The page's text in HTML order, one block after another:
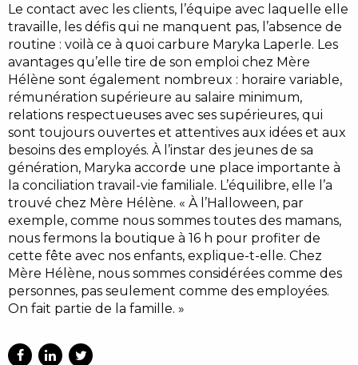
Le contact avec les clients, l’équipe avec laquelle elle
travaille, les défis qui ne manquent pas, l’absence de
routine : voilà ce à quoi carbure Maryka Laperle. Les
avantages qu’elle tire de son emploi chez Mère
Hélène sont également nombreux : horaire variable,
rémunération supérieure au salaire minimum,
relations respectueuses avec ses supérieures, qui
sont toujours ouvertes et attentives aux idées et aux
besoins des employés. À l’instar des jeunes de sa
génération, Maryka accorde une place importante à
la conciliation travail-vie familiale. L’équilibre, elle l’a
trouvé chez Mère Hélène. « À l’Halloween, par
exemple, comme nous sommes toutes des mamans,
nous fermons la boutique à 16 h pour profiter de
cette fête avec nos enfants, explique-t-elle. Chez
Mère Hélène, nous sommes considérées comme des
personnes, pas seulement comme des employées.
On fait partie de la famille. »